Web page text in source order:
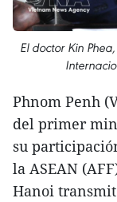
El doctor Kin
Phnom Penh
del primer
su
la ASEAN
Hanoi